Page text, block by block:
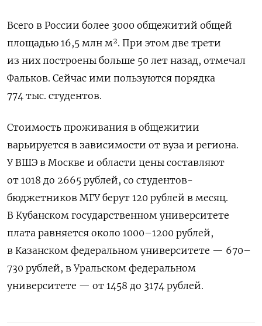
Всего в России более 3000 общежитий общей
площадью 16,5 млн м². При этом две трети
из них построены больше 50 лет назад, отмечал
Фальков. Сейчас ими пользуются порядка
774 тыс. студентов.
Стоимость проживания в общежитии
варьируется в зависимости от вуза и региона.
У ВШЭ в Москве и области цены составляют
от 1018 до 2665 рублей, со студентов-
бюджетников МГУ берут 120 рублей в месяц.
В Кубанском государственном университете
плата равняется около 1000–1200 рублей,
в Казанском федеральном университете — 670–
730 рублей, в Уральском федеральном
университете — от 1458 до 3174 рублей.